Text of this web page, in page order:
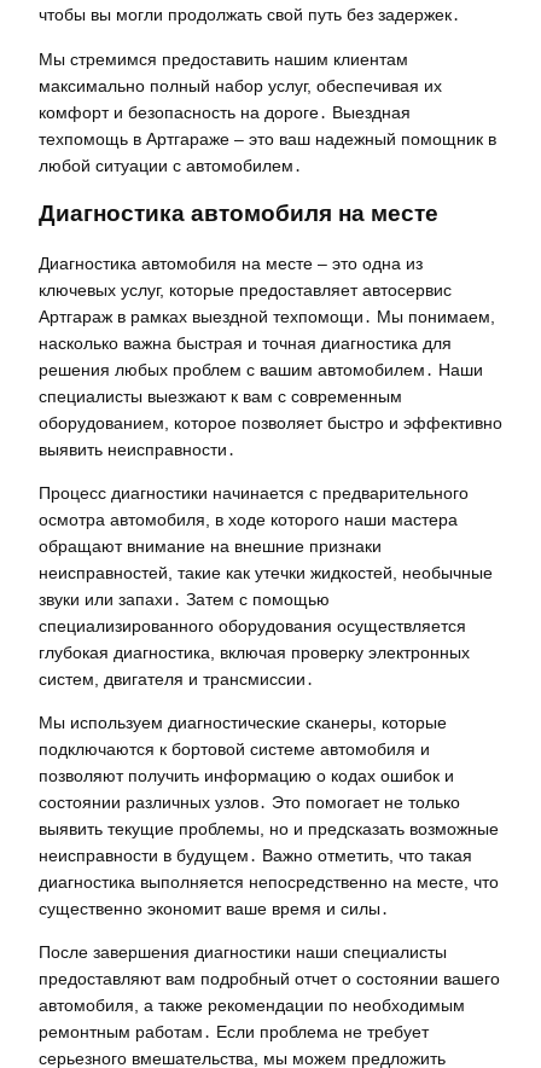
чтобы вы могли продолжать свой путь без задержек․
Мы стремимся предоставить нашим клиентам
максимально полный набор услуг, обеспечивая их
комфорт и безопасность на дороге․ Выездная
техпомощь в Артгараже – это ваш надежный помощник в
любой ситуации с автомобилем․
Диагностика автомобиля на месте
Диагностика автомобиля на месте – это одна из
ключевых услуг, которые предоставляет автосервис
Артгараж в рамках выездной техпомощи․ Мы понимаем,
насколько важна быстрая и точная диагностика для
решения любых проблем с вашим автомобилем․ Наши
специалисты выезжают к вам с современным
оборудованием, которое позволяет быстро и эффективно
выявить неисправности․
Процесс диагностики начинается с предварительного
осмотра автомобиля, в ходе которого наши мастера
обращают внимание на внешние признаки
неисправностей, такие как утечки жидкостей, необычные
звуки или запахи․ Затем с помощью
специализированного оборудования осуществляется
глубокая диагностика, включая проверку электронных
систем, двигателя и трансмиссии․
Мы используем диагностические сканеры, которые
подключаются к бортовой системе автомобиля и
позволяют получить информацию о кодах ошибок и
состоянии различных узлов․ Это помогает не только
выявить текущие проблемы, но и предсказать возможные
неисправности в будущем․ Важно отметить, что такая
диагностика выполняется непосредственно на месте, что
существенно экономит ваше время и силы․
После завершения диагностики наши специалисты
предоставляют вам подробный отчет о состоянии вашего
автомобиля, а также рекомендации по необходимым
ремонтным работам․ Если проблема не требует
серьезного вмешательства, мы можем предложить